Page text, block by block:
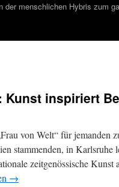
menschlichen Hybris zum
Kunst inspiriert
von Welt“ für jemanden
stammenden, in Karlsruhe
zeitgenössische Kunst
→